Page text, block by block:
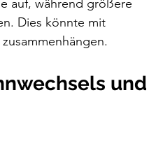
auf, während größere
Dies könnte mit
und